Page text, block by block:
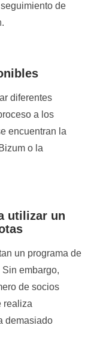
de
diferentes
a los
encuentran la
o la
utilizar un
un programa de
embargo,
de socios
realiza
demasiado